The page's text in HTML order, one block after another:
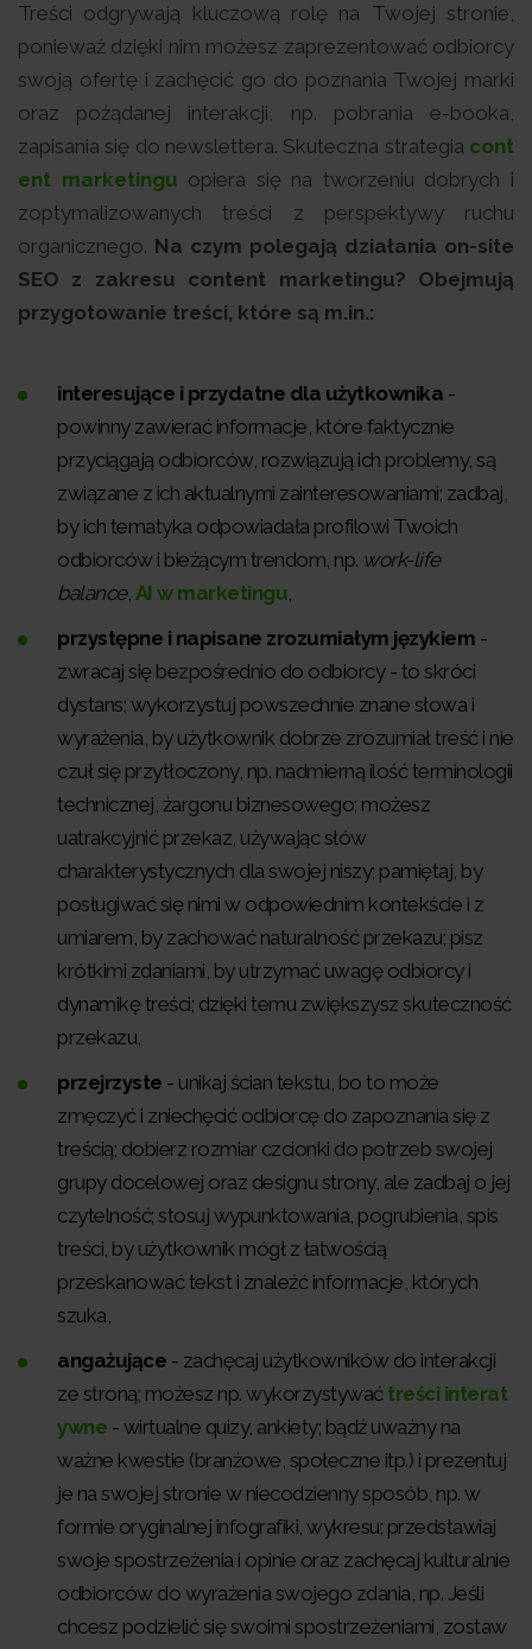
Treści odgrywają kluczową rolę na Twojej stronie,
ponieważ dzięki nim możesz zaprezentować odbiorcy
swoją ofertę i zachęcić go do poznania Twojej marki
oraz pożądanej interakcji, np. pobrania e-booka,
zapisania się do newslettera. Skuteczna strategia cont
ent marketingu opiera się na tworzeniu dobrych i
zoptymalizowanych treści z perspektywy ruchu
organicznego. Na czym polegają działania on-site
SEO z zakresu content marketingu? Obejmują
przygotowanie treści, które są m.in.:
interesujące i przydatne dla użytkownika -
powinny zawierać informacje, które faktycznie
przyciągają odbiorców, rozwiązują ich problemy, są
związane z ich aktualnymi zainteresowaniami; zadbaj,
by ich tematyka odpowiadała profilowi Twoich
odbiorców i bieżącym trendom, np. work-life
balance, AI w marketingu,
przystępne i napisane zrozumiałym językiem -
zwracaj się bezpośrednio do odbiorcy - to skróci
dystans; wykorzystuj powszechnie znane słowa i
wyrażenia, by użytkownik dobrze zrozumiał treść i nie
czuł się przytłoczony, np. nadmierną ilość terminologii
technicznej, żargonu biznesowego; możesz
uatrakcyjnić przekaz, używając słów
charakterystycznych dla swojej niszy; pamiętaj, by
posługiwać się nimi w odpowiednim kontekście i z
umiarem, by zachować naturalność przekazu; pisz
krótkimi zdaniami, by utrzymać uwagę odbiorcy i
dynamikę treści; dzięki temu zwiększysz skuteczność
przekazu,
przejrzyste - unikaj ścian tekstu, bo to może
zmęczyć i zniechęcić odbiorcę do zapoznania się z
treścią; dobierz rozmiar czcionki do potrzeb swojej
grupy docelowej oraz designu strony, ale zadbaj o jej
czytelność; stosuj wypunktowania, pogrubienia, spis
treści, by użytkownik mógł z łatwością
przeskanować tekst i znaleźć informacje, których
szuka,
angażujące - zachęcaj użytkowników do interakcji
ze stroną; możesz np. wykorzystywać treści interat
ywne - wirtualne quizy, ankiety; bądź uważny na
ważne kwestie (branżowe, społeczne itp.) i prezentuj
je na swojej stronie w niecodzienny sposób, np. w
formie oryginalnej infografiki, wykresu; przedstawiaj
swoje spostrzeżenia i opinie oraz zachęcaj kulturalnie
odbiorców do wyrażenia swojego zdania, np. Jeśli
chcesz podzielić się swoimi spostrzeżeniami, zostaw